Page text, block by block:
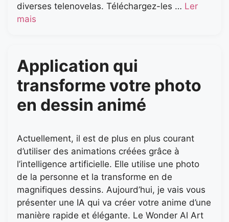
diverses telenovelas. Téléchargez-les … Ler
mais
Application qui
transforme votre photo
en dessin animé
Actuellement, il est de plus en plus courant
d’utiliser des animations créées grâce à
l’intelligence artificielle. Elle utilise une photo
de la personne et la transforme en de
magnifiques dessins. Aujourd’hui, je vais vous
présenter une IA qui va créer votre anime d’une
manière rapide et élégante. Le Wonder Al Art